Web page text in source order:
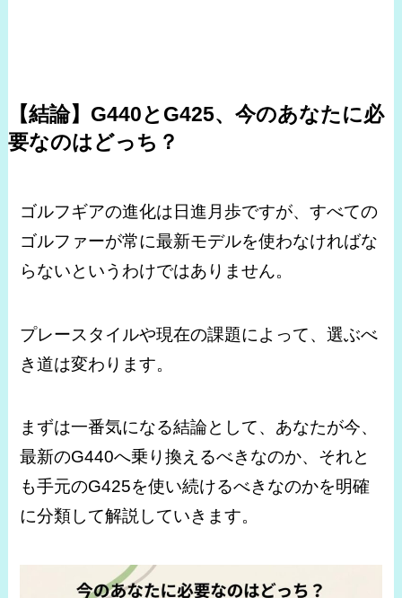
【結論】G440とG425、今のあなたに必
要なのはどっち？
ゴルフギアの進化は日進月歩ですが、すべての
ゴルファーが常に最新モデルを使わなければな
らないというわけではありません。
プレースタイルや現在の課題によって、選ぶべ
き道は変わります。
まずは一番気になる結論として、あなたが今、
最新のG440へ乗り換えるべきなのか、それと
も手元のG425を使い続けるべきなのかを明確
に分類して解説していきます。